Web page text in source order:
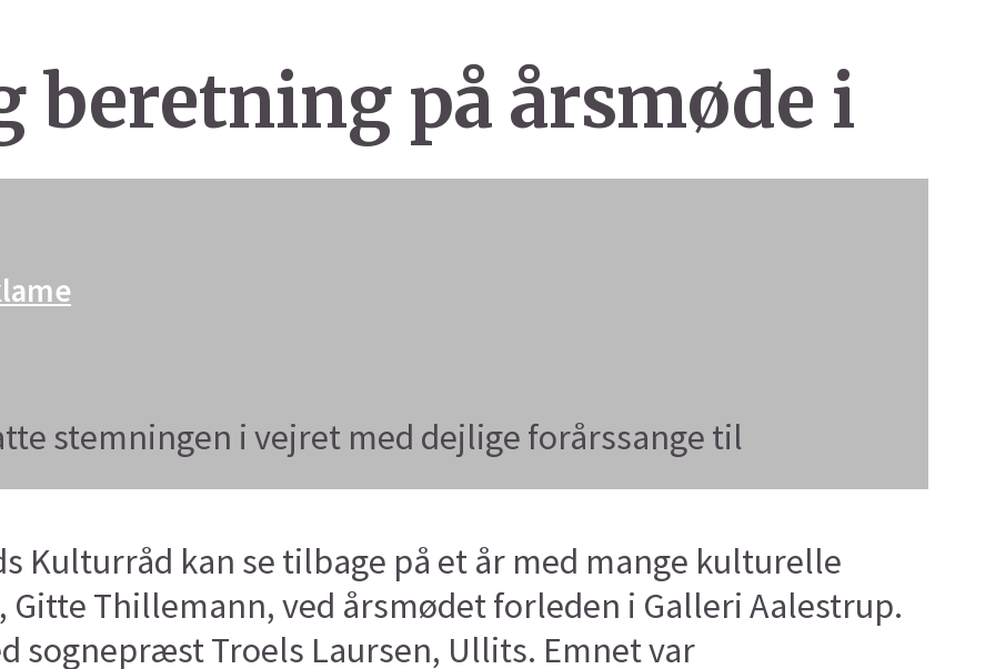
beretning på årsmøde i
stemningen i vejret med dejlige forårssange til
Kulturråd kan se tilbage på et år med mange kulturelle
Thillemann, ved årsmødet forleden i Galleri Aalestrup.
sognepræst Troels Laursen, Ullits. Emnet var